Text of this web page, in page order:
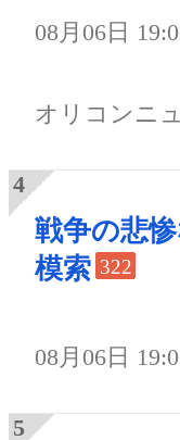
08月06日
オリコンニ
戦争の悲
模索 322
08月06日